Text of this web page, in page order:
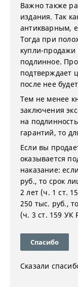
Важно также
издания. Так
антикварным,
Тогда при
купли-продажи
подлинное.
подтверждает
после нее
Тем не менее
заключения
на
гарантий, то
Если вы
оказывается
наказание:
руб., то срок
2 лет (ч. 1 ст.
250 тыс. руб.,
(ч. 3 ст. 159 УК
Спасибо
Сказали